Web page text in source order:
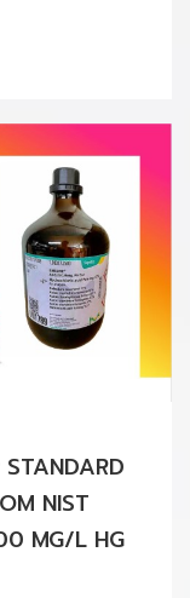
NIST
MG/L HG